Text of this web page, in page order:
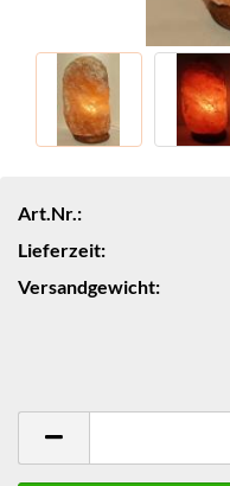
Art.Nr.:
Lieferzeit:
Versandgewicht: